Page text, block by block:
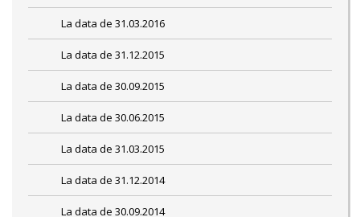
La data de 31.03.2016
La data de 31.12.2015
La data de 30.09.2015
La data de 30.06.2015
La data de 31.03.2015
La data de 31.12.2014
La data de 30.09.2014